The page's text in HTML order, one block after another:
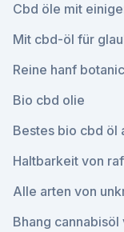
Cbd öle mit
Mit cbd-öl für
Reine hanf
Bio cbd olie
Bestes bio cbd öl
Haltbarkeit von
Alle arten von
Bhang